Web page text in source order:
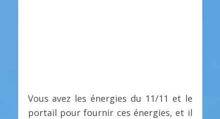
Vous avez les énergies du 11/11 et le
portail pour fournir ces énergies, et il